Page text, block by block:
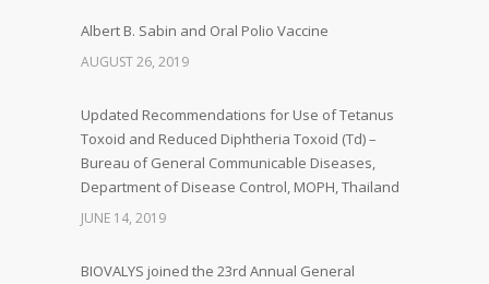
Albert B. Sabin and Oral Polio Vaccine
AUGUST 26, 2019
Updated Recommendations for Use of Tetanus
Toxoid and Reduced Diphtheria Toxoid (Td) –
Bureau of General Communicable Diseases,
Department of Disease Control, MOPH, Thailand
JUNE 14, 2019
BIOVALYS joined the 23rd Annual General